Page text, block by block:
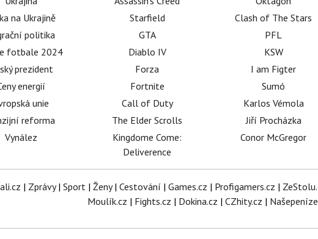
na Ukrajině
politika
fotbale 2024
prezident
energií
unie
reforma
Vynález
Starfield
GTA
Diablo IV
Forza
Fortnite
Call of Duty
The Elder Scrolls
Kingdome Come:
Deliverence
Clash of The Stars
PFL
KSW
I am Figter
Sumó
Karlos Vémola
Jiří Procházka
Conor McGregor
| Zprávy| Sport| Ženy| Cestování | Games.cz | Profigamers.cz |
Moulík.cz | Fights.cz | Dokina.cz | CZhity.cz |